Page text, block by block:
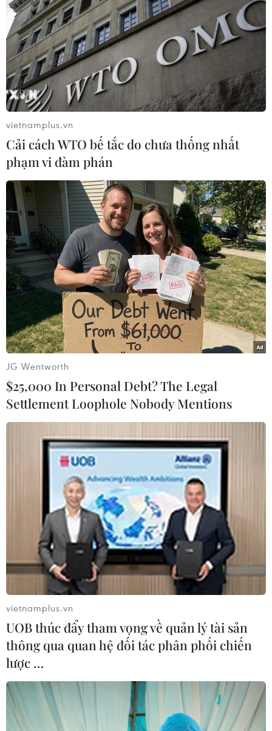
Các đợt nắng nóng có khả năng nhiệt độ đạt mức
36-39 độ C, một số nơi có thể lên trên 40 độ C.
(Vietnam+)
#Cháy rừng
#nguy cơ cháy rừng
#cảnh báo cháy rừng
#nông nghiệp
#kiểm lâm
#phòng cháy
#nguy cơ cháy rừng nguy hiểm
#thời tiết khô hanh
Cao Bằng
TP. Đà Nẵng
Gia Lai
TP. Hà Nội
Nghệ An
Theo dõi VietnamPlus
TIN LIÊN QUAN
vietnamplus.vn
Cải cách WTO bế tắc do chưa thống nhất
phạm vi đàm phán
JG Wentworth
$25,000 In Personal Debt? The Legal
Settlement Loophole Nobody Mentions
vietnamplus.vn
UOB thúc đẩy tham vọng về quản lý tài sản
thông qua quan hệ đối tác phân phối chiến
lược …